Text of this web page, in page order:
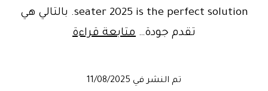
seater 2025 is the perfect solution. بالتالي هي
تقدم جودة… متابعة قراءةBook
تم النشر في 11/08/2025